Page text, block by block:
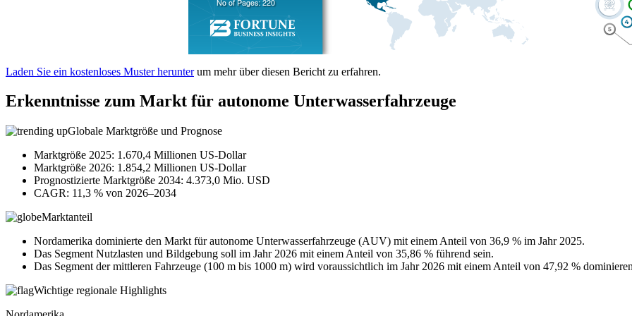
Laden Sie ein kostenloses Muster herunterum mehr über diesen Bericht zu erfahren.
Erkenntnisse zum Markt für autonome Unterwasserfahrzeuge
Globale Marktgröße und Prognose
Marktgröße 2025: 1.670,4 Millionen US-Dollar
Marktgröße 2026: 1.854,2 Millionen US-Dollar
Prognostizierte Marktgröße 2034: 4.373,0 Mio. USD
CAGR: 11,3 % von 2026–2034
Marktanteil
Nordamerika dominierte den Markt für autonome Unterwasserfahrzeuge (AUV) mit einem Anteil von 36,9 % im Jahr 2025.
Das Segment Nutzlasten und Bildgebung soll im Jahr 2026 mit einem Anteil von 35,86 % führend sein.
Das Segment der mittleren Fahrzeuge (100 m bis 1000 m) wird voraussichtlich im Jahr 2026 mit einem Anteil von 47,92 %
Wichtige regionale Highlights